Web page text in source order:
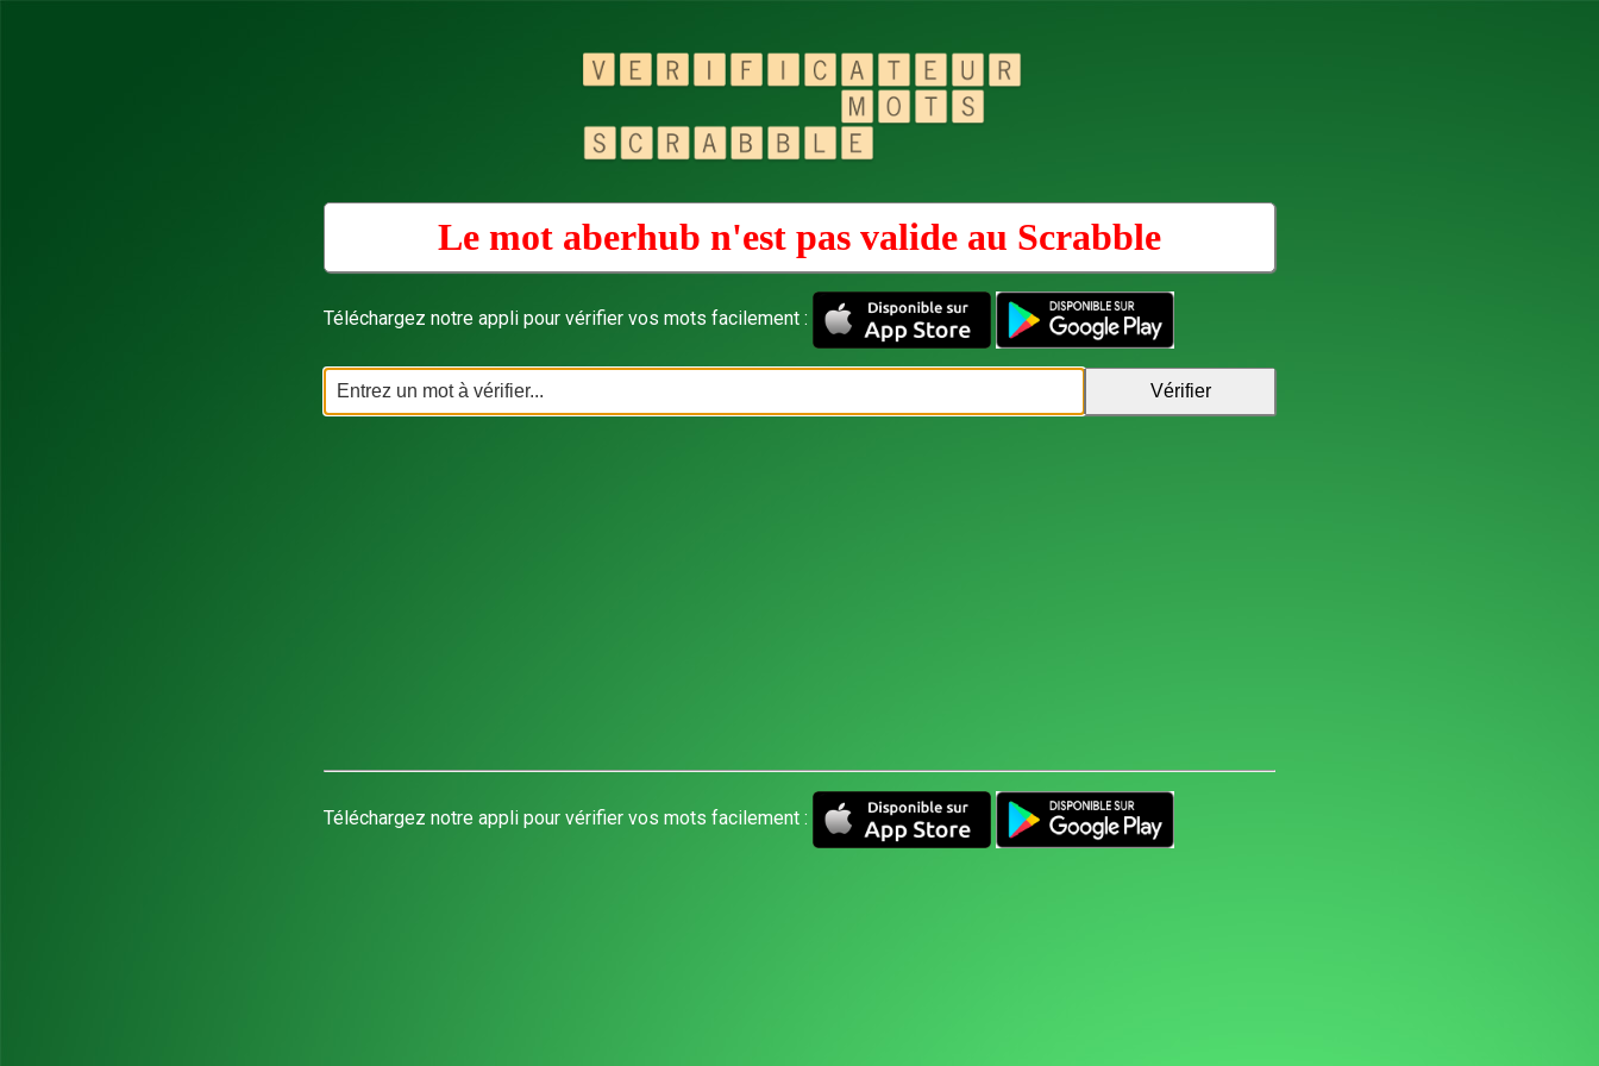
Le mot aberhub n'est pas valide au Scrabble
Téléchargez notre appli pour vérifier vos mots facilement :
Téléchargez notre appli pour vérifier vos mots facilement :